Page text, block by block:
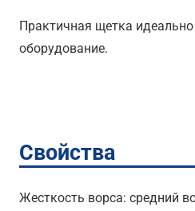
Практичная щетка
оборудование.
Свойства
Жесткость ворса: средний